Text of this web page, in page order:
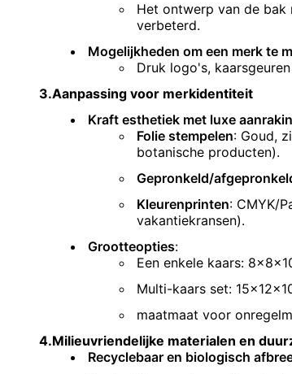
Het ontwerp van de
verbeterd.
Mogelijkheden om een merk te
Druk logo's,
3.Aanpassing voor merkidentiteit
Kraft esthetiek met luxe
Folie stempelen: Goud,
botanische producten).
Gepronkeld/
Kleurenprinten: CMYK/
vakantiekransen).
Grootteopties:
Een enkele kaars:
Multi-kaars set:
maatmaat voor
4.Milieuvriendelijke materialen en
Recyclebaar en biologisch